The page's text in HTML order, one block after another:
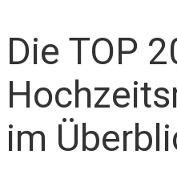
Die TOP
im